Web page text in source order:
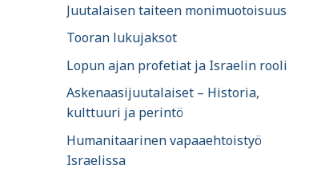
Juutalaisen taiteen monimuotoisuus
Tooran lukujaksot
Lopun ajan profetiat ja Israelin rooli
Askenaasijuutalaiset – Historia,
kulttuuri ja perintö
Humanitaarinen vapaaehtoistyö
Israelissa